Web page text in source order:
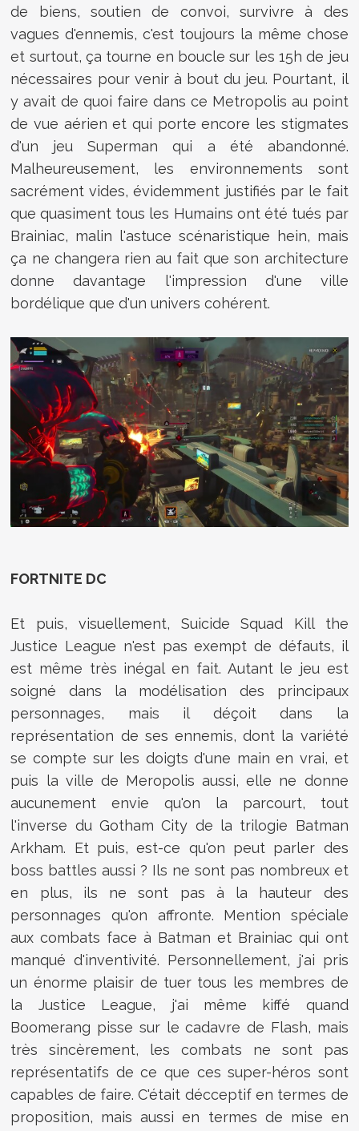
de biens, soutien de convoi, survivre à des
vagues d'ennemis, c'est toujours la même chose
et surtout, ça tourne en boucle sur les 15h de jeu
nécessaires pour venir à bout du jeu. Pourtant, il
y avait de quoi faire dans ce Metropolis au point
de vue aérien et qui porte encore les stigmates
d'un jeu Superman qui a été abandonné.
Malheureusement, les environnements sont
sacrément vides, évidemment justifiés par le fait
que quasiment tous les Humains ont été tués par
Brainiac, malin l'astuce scénaristique hein, mais
ça ne changera rien au fait que son architecture
donne davantage l'impression d'une ville
bordélique que d'un univers cohérent.
FORTNITE DC
Et puis, visuellement, Suicide Squad Kill the
Justice League n'est pas exempt de défauts, il
est même très inégal en fait. Autant le jeu est
soigné dans la modélisation des principaux
personnages, mais il déçoit dans la
représentation de ses ennemis, dont la variété
se compte sur les doigts d'une main en vrai, et
puis la ville de Meropolis aussi, elle ne donne
aucunement envie qu'on la parcourt, tout
l'inverse du Gotham City de la trilogie Batman
Arkham. Et puis, est-ce qu'on peut parler des
boss battles aussi ? Ils ne sont pas nombreux et
en plus, ils ne sont pas à la hauteur des
personnages qu'on affronte. Mention spéciale
aux combats face à Batman et Brainiac qui ont
manqué d'inventivité. Personnellement, j'ai pris
un énorme plaisir de tuer tous les membres de
la Justice League, j'ai même kiffé quand
Boomerang pisse sur le cadavre de Flash, mais
très sincèrement, les combats ne sont pas
représentatifs de ce que ces super-héros sont
capables de faire. C'était décceptif en termes de
proposition, mais aussi en termes de mise en